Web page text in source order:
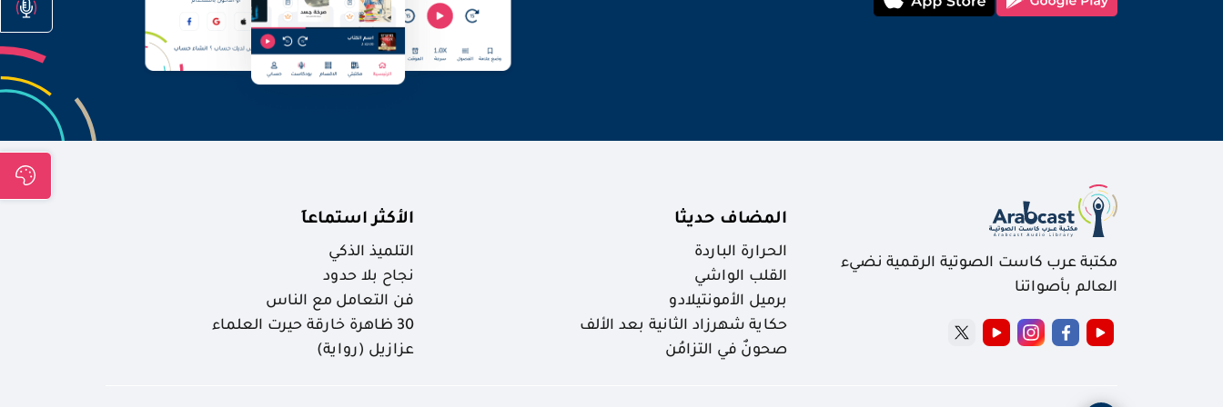
مكتبة عرب كاست الصوتية الرقمية نضيء
العالم بأصواتنا
المضاف حديثا
الحرارة الباردة
القلب الواشي
برميل الأمونتيلادو
حكاية شهرزاد الثانية بعد الألف
صحونٌ في التزامُن
الأكثر استماعاَ
التلميذ الذكي
نجاح بلا حدود
فن التعامل مع الناس
30 ظاهرة خارقة حيرت العلماء
عزازيل (رواية)